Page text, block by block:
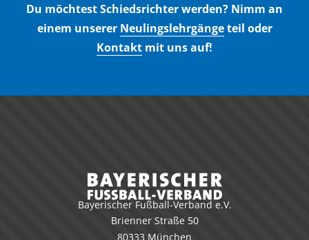
Du möchtest Schiedsrichter werden? Nimm an
einem unserer Neulingslehrgängeteil oder
Kontakt mit uns auf!
Bayerischer Fußball-Verband e.V.
Brienner Straße 50
80333 München